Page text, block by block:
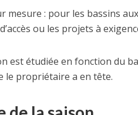
mesure : pour les bassins
ou les projets à
est étudiée en fonction du
le propriétaire a en tête.